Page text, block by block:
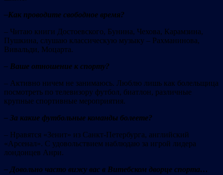
–Как проводите свободное время?
– Читаю книги Достоевского, Бунина, Чехова, Карамзина,
Пушкина, слушаю классическую музыку – Рахманинова,
Вивальди, Моцарта.
– Ваше отношение к спорту?
– Активно ничем не занимаюсь. Люблю лишь как болельщица
посмотреть по телевизору футбол, биатлон, различные
крупные спортивные мероприятия.
– За какие футбольные команды болеете?
– Нравятся «Зенит» из Санкт-Петербурга, английский
«Арсенал». С удовольствием наблюдаю за игрой лидера
лондонцев Анри.
– Довольно часто вижу вас в Витебском дворце спорта…